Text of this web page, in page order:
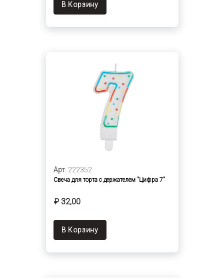
В Корзину
Арт. 222352
Свеча для торта с держателем "Цифра 7"
₽ 32,00
В Корзину